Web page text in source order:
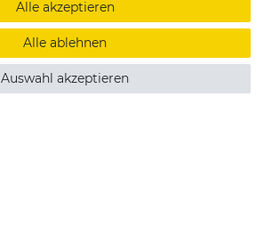
Alle akzeptieren
Alle ablehnen
Auswahl akzeptieren